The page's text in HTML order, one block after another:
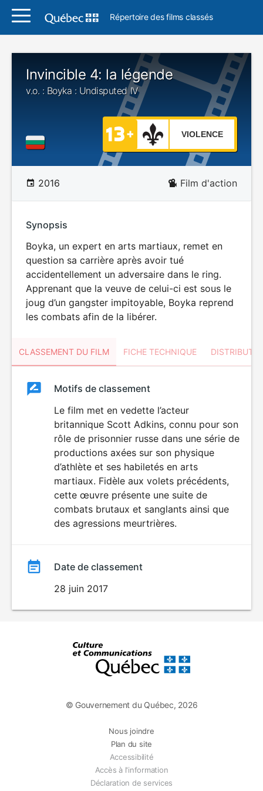
Répertoire des films classés
Invincible 4: la légende
v.o. : Boyka : Undisputed IV
VIOLENCE
2016 Film d'action
Synopsis
Boyka, un expert en arts martiaux, remet en
question sa carrière après avoir tué
accidentellement un adversaire dans le ring.
Apprenant que la veuve de celui-ci est sous le
joug d’un gangster impitoyable, Boyka reprend
les combats afin de la libérer.
CLASSEMENT DU FILM FICHE TECHNIQUE
ClassementClassement
VIOLENCE
Motifs de classement
Le film met en vedette l’acteur
britannique Scott Adkins, connu pour son
rôle de prisonnier russe dans une série de
productions axées sur son physique
d’athlète et ses habiletés en arts
martiaux. Fidèle aux volets précédents,
cette œuvre présente une suite de
combats brutaux et sanglants ainsi que
des agressions meurtrières.
Date de classement
28 juin 2017
© Gouvernement du Québec, 2026
Nous joindre
Plan du site
Accessibilité
Accès à l'information
Déclaration de services